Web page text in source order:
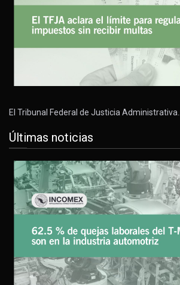
El Tribunal Federal de Justicia Administrativa…
Últimas noticias